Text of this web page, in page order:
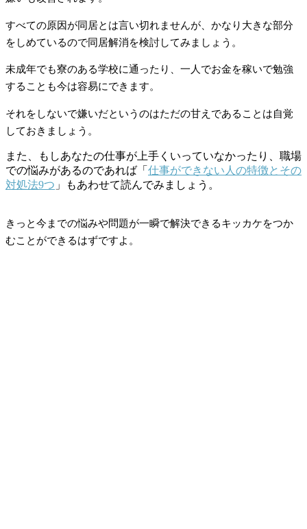
すべての原因が同居とは言い切れませんが、かなり大きな部分
をしめているので同居解消を検討してみましょう。
未成年でも寮のある学校に通ったり、一人でお金を稼いで勉強
することも今は容易にできます。
それをしないで嫌いだというのはただの甘えであることは自覚
しておきましょう。
また、もしあなたの仕事が上手くいっていなかったり、職場
での悩みがあるのであれば「 仕事ができない人の特徴とその
対処法9つ 」もあわせて読んでみましょう。
きっと今までの悩みや問題が一瞬で解決できるキッカケをつか
むことができるはずですよ。